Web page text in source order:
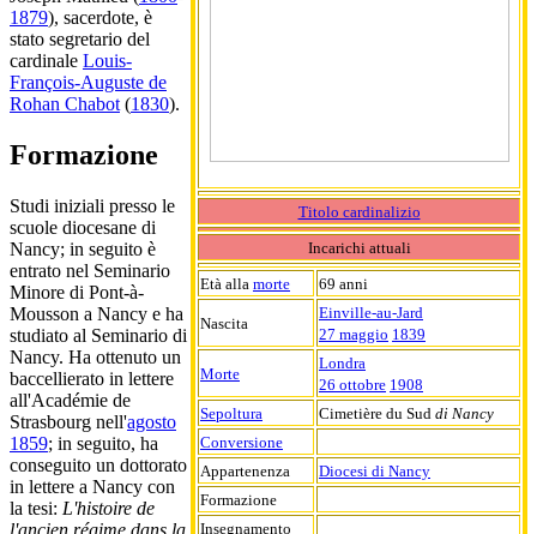
Titolo cardinalizio
Incarichi attuali
Età alla morte 69 anni
Nascita
Einville-au-Jard
27 maggio 1839
Morte
Londra
26 ottobre 1908
Sepoltura
Cimetière du Sud di Nancy
Conversione
Appartenenza
Diocesi di Nancy
Formazione
Insegnamento
1879), sacerdote, è
stato segretario del
cardinale Louis-
François-Auguste de
Rohan Chabot(1830).
Formazione
Studi iniziali presso le
scuole diocesane di
Nancy; in seguito è
entrato nel Seminario
Minore di Pont-à-
Mousson a Nancy e ha
studiato al Seminario di
Nancy. Ha ottenuto un
baccellierato in lettere
all'Académie de
Strasbourg nell'agosto
1859; in seguito, ha
conseguito un dottorato
in lettere a Nancy con
la tesi: L'histoire de